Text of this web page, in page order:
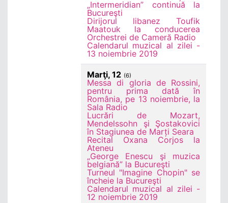
„Intermeridian” continuă la
Bucureşti
Dirijorul libanez Toufik
Maatouk la conducerea
Orchestrei de Cameră Radio
Calendarul muzical al zilei -
13 noiembrie 2019
Marţi, 12 (6)
Messa di gloria de Rossini,
pentru prima dată în
România, pe 13 noiembrie, la
Sala Radio
Lucrări de Mozart,
Mendelssohn şi Şostakovici
în Stagiunea de Marți Seara
Recital Oxana Corjos la
Ateneu
„George Enescu şi muzica
belgiană” la Bucureşti
Turneul "Imagine Chopin" se
încheie la Bucureşti
Calendarul muzical al zilei -
12 noiembrie 2019